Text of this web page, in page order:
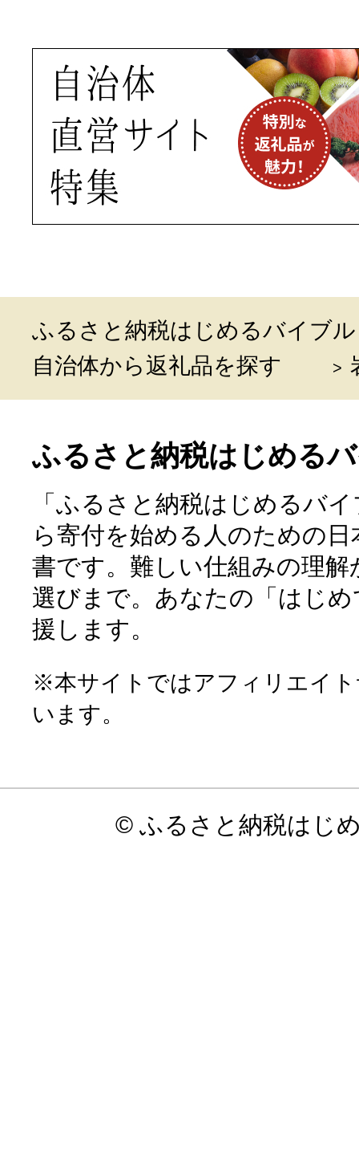
ふるさと納税はじめるバイブル
自治体から返礼品を探す
ふるさと納税はじめる
「ふるさと納税はじめるバ
ら寄付を始める人のための
書です。難しい仕組みの理
選びまで。あなたの「はじ
援します。
※本サイトではアフィリエイ
います。
© ふるさと納税はじ